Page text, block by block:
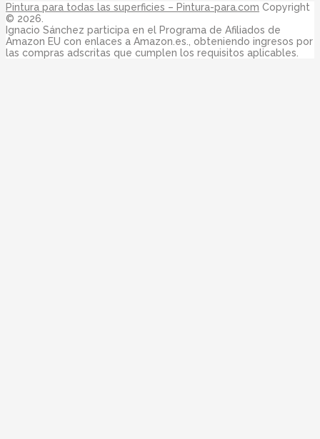
Pintura para todas las superficies – Pintura-para.com Copyright
© 2026.
Ignacio Sánchez participa en el Programa de Afiliados de
Amazon EU con enlaces a Amazon.es., obteniendo ingresos por
las compras adscritas que cumplen los requisitos aplicables.